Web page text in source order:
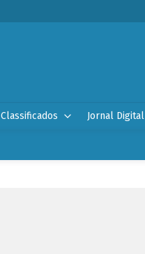
Classificados Jornal Digital